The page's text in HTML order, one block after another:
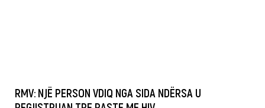
RMV: NJË PERSON VDIQ NGA SIDA NDËRSA U